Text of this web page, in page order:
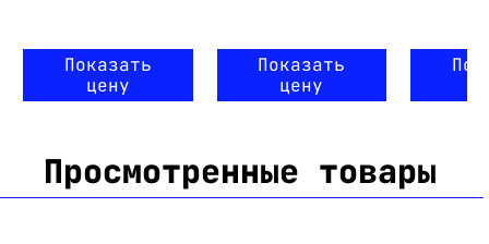
Показать
цену
Показать
цену
Просмотренные товары